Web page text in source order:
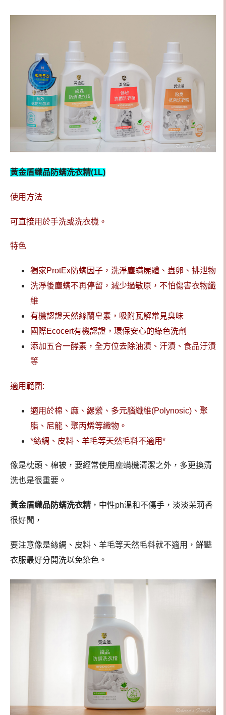
黃金盾織品防螨洗衣精(1L)
使用方法
可直接用於手洗或洗衣機。
特色
獨家ProtEx防螨因子，洗淨塵螨屍體、蟲卵、排泄物
洗淨後塵螨不再停留，減少過敏原，不怕傷害衣物纖
維
有機認證天然絲蘭皂素，吸附瓦解常見臭味
國際Ecocert有機認證，環保安心的綠色洗劑
添加五合一酵素，全方位去除油漬、汗漬、食品汙漬
等
適用範圍:
適用於棉、麻、縲縈、多元腦纖維(Polynosic)、聚
脂、尼龍、聚丙烯等織物。
*絲綢、皮料、羊毛等天然毛料不適用*
像是枕頭、棉被，要經常使用塵螨機清潔之外，多更換清
洗也是很重要。
黃金盾織品防螨洗衣精 ，中性ph溫和不傷手，淡淡茉莉香
很好聞，
要注意像是絲綢、皮料、羊毛等天然毛料就不適用，鮮豔
衣服最好分開洗以免染色。